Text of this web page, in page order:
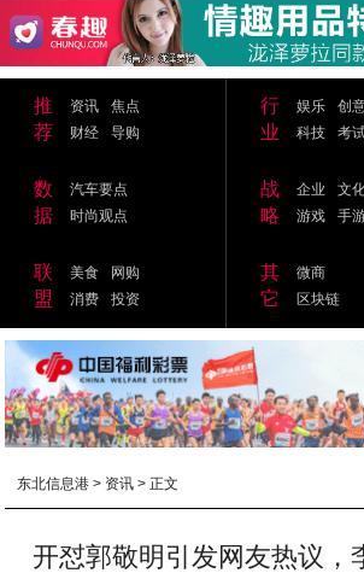
推
荐
资讯
焦点
财经
导购
行
业
娱乐
创
科技
考
数
据
汽车要点
时尚观点
战
略
企业
文
游戏
手
联
盟
美食
网购
消费
投资
其
它
微商
区块链
东北信息港 > 资讯 > 正文
开怼郭敬明引发网友热议，